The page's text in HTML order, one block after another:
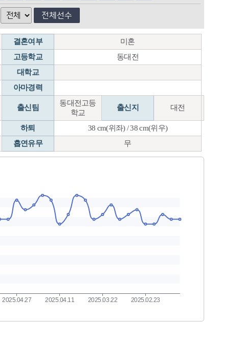
전체선수
결혼여부
미혼
고등학교
동대전
대학교
아마경력
출신팀
동대전고등
학교
출신지 대전
하퇴
38 cm(위좌) / 38 cm(위우)
흡연유무 무